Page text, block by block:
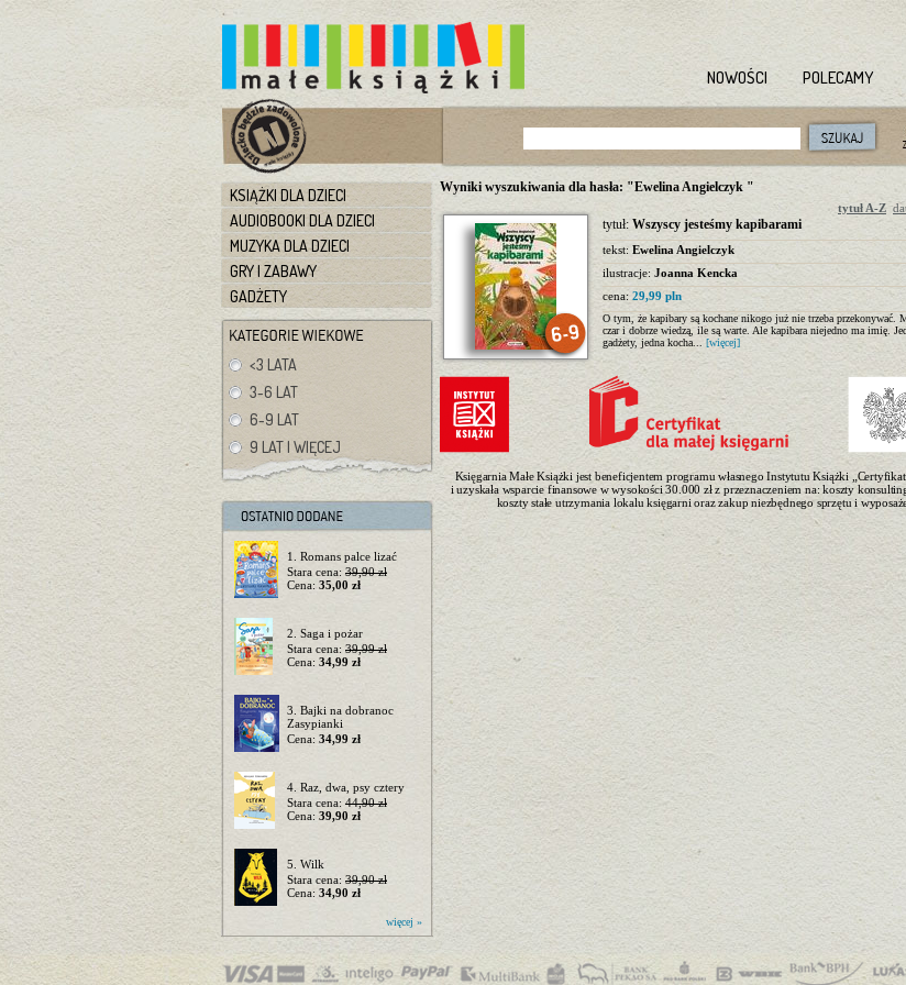
NOWOŚCI POLECAMY
KSIĄŻKI DLA DZIECI
AUDIOBOOKI DLA DZIECI
MUZYKA DLA DZIECI
GRY I ZABAWY
GADŻETY
<3 LATA
3-6 LAT
6-9 LAT
9 LAT I WIĘCEJ
1. Romans palce lizać
Stara cena: 39,90 zł
Cena: 35,00 zł
2. Saga i pożar
Stara cena: 39,99 zł
Cena: 34,99 zł
3. Bajki na dobranoc
Zasypianki
Cena: 34,99 zł
4. Raz, dwa, psy cztery
Stara cena: 44,90 zł
Cena: 39,90 zł
5. Wilk
Stara cena: 39,90 zł
Cena: 34,90 zł
więcej »
Wyniki wyszukiwania dla hasła: "Ewelina Angielczyk "
tytuł A-Z
tytuł: Wszyscy jesteśmy kapibarami
tekst: Ewelina Angielczyk
ilustracje: Joanna Kencka
cena: 29,99 pln
O tym, że kapibary są kochane nikogo już nie trzeba przekonywać.
czar i dobrze wiedzą, ile są warte. Ale kapibara niejedno ma imię.
gadżety, jedna kocha... [więcej]
Księgarnia Małe Książki jest beneficjentem programu własnego Instytutu Książki
i uzyskała wsparcie finansowe w wysokości 30.000 zł z przeznaczeniem na: koszty
koszty stałe utrzymania lokalu księgarni oraz zakup niezbędnego sprzętu i